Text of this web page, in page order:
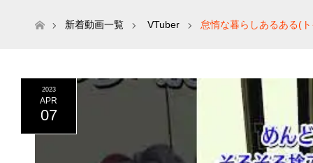
ホーム新着動画一覧 VTuber 怠惰な暮らしあるある(
2023
APR
07